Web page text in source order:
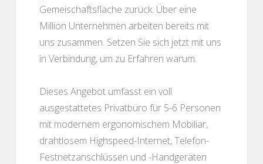
Gemeischaftsfläche zurück. Über eine
Million Unternehmen arbeiten bereits mit
uns zusammen. Setzen Sie sich jetzt mit uns
in Verbindung, um zu Erfahren warum.
Dieses Angebot umfasst ein voll
ausgestattetes Privatbüro für 5-6 Personen
mit modernem ergonomischem Mobiliar,
drahtlosem Highspeed-Internet, Telefon-
Festnetzanschlüssen und -Handgeräten